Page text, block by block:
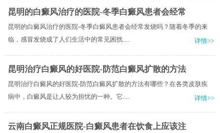
昆明的白癜风治疗的医院-冬季白癜风患者会经常
昆明的白癜风治疗的医院-冬季白癜风患者会经常发烧吗？随着冬季的来
临，感冒发烧成了人们生活中的常见困扰.....
详情>>
昆明治疗白癜风的好医院-防范白癜风扩散的方法
昆明治疗白癜风的好医院-防范白癜风扩散的方法有哪些？在各类皮肤疾
病中，白癜风是让人较为担忧的一种。它.....
详情>>
云南白癜风正规医院-白癜风患者在饮食上应该注